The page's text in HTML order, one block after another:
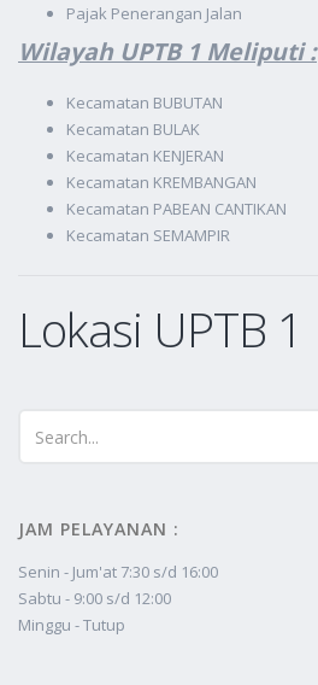
Pajak Penerangan Jalan
Wilayah UPTB 1 Meliputi :
Kecamatan BUBUTAN
Kecamatan BULAK
Kecamatan KENJERAN
Kecamatan KREMBANGAN
Kecamatan PABEAN CANTIKAN
Kecamatan SEMAMPIR
Lokasi UPTB 1
JAM PELAYANAN :
Senin - Jum'at 7:30 s/d 16:00
Sabtu - 9:00 s/d 12:00
Minggu - Tutup